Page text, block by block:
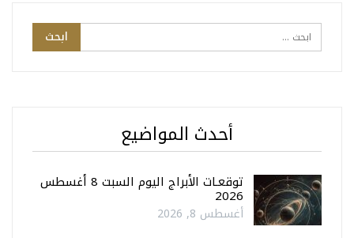
أحدث المواضيع
توقعـات الأبراج اليوم السبت 8 أغسطس
2026
أغسطس 8, 2026